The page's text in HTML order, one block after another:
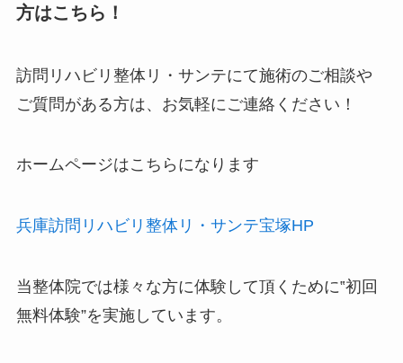
方はこちら！
訪問リハビリ整体リ・サンテにて施術のご相談や
ご質問がある方は、お気軽にご連絡ください！
ホームページはこちらになります
兵庫訪問リハビリ整体リ・サンテ宝塚HP
当整体院では様々な方に体験して頂くために‟初回
無料体験”を実施しています。